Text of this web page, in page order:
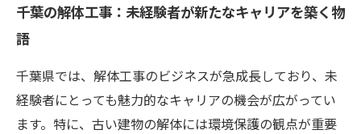
高収入を狙う！千葉の解体業界でのキャリアア
成功事例紹介：未経験者が高収入を得た実際の
ストーリー
千葉の解体工事で未来の可能性を広げよう！
千葉の解体工事：未経験者が新たなキャリアを築く物
語
千葉県では、解体工事のビジネスが急成長しており、未
経験者にとっても魅力的なキャリアの機会が広がってい
ます。特に、古い建物の解体には環境保護の観点が重要